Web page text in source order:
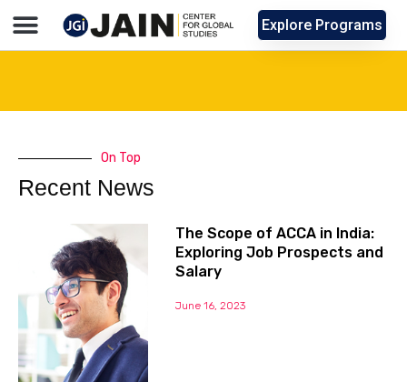
Explore Programs
On Top
Recent News
The Scope of ACCA in India:
Exploring Job Prospects and
Salary
June 16, 2023